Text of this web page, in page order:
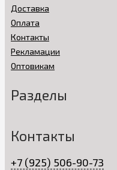
Доставка
Оплата
Контакты
Рекламации
Оптовикам
Разделы
Контакты
+7 (925) 506-90-73